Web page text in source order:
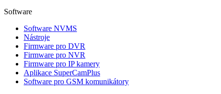
Software
Software NVMS
Nástroje
Firmware pro DVR
Firmware pro NVR
Firmware pro IP kamery
Aplikace SuperCamPlus
Software pro GSM komunikátory